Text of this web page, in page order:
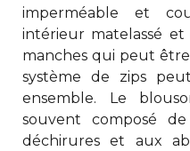
imperméable et
intérieur matelassé
manches qui peut
système de zips
ensemble. Le
souvent composé
déchirures et aux